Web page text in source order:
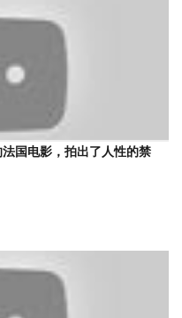
国电影，拍出了人性的禁